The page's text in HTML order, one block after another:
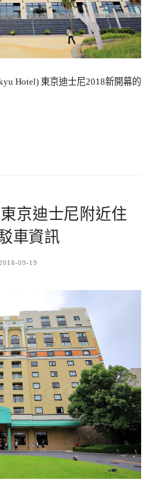
Hotel) 東京迪士尼2018新開幕的
京迪士尼附近住
車資訊
09-19